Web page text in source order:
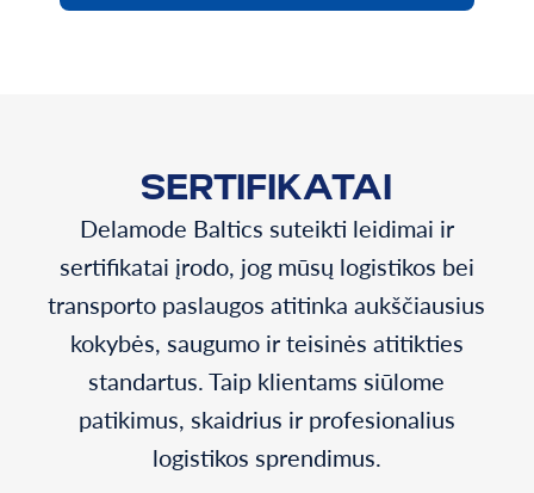
SERTIFIKATAI
Delamode Baltics suteikti leidimai ir
sertifikatai įrodo, jog mūsų logistikos bei
transporto paslaugos atitinka aukščiausius
kokybės, saugumo ir teisinės atitikties
standartus. Taip klientams siūlome
patikimus, skaidrius ir profesionalius
logistikos sprendimus.